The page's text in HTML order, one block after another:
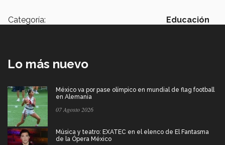
Categoría: Educación
Lo más nuevo
México va por pase olímpico en mundial de flag football
en Alemania
07 Agosto 2026
Música y teatro: EXATEC en el elenco de El Fantasma
de la Ópera México